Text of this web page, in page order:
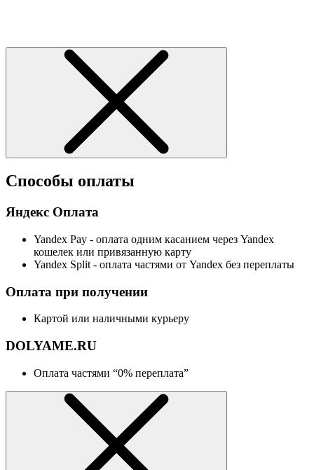
Способы оплаты
Яндекс Оплата
Yandex Pay - оплата одним касанием через Yandex
кошелек или привязанную карту
Yandex Split - оплата частями от Yandex без переплаты
Оплата при получении
Картой или наличными курьеру
DOLYAME.RU
Оплата частями “0% переплата”